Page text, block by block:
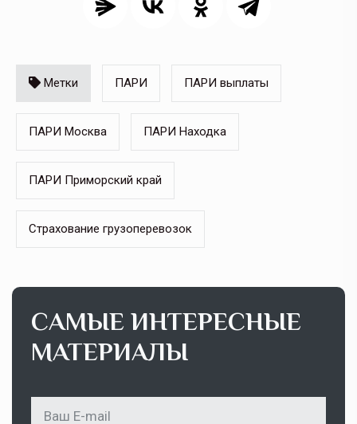
Метки ПАРИ ПАРИ выплаты
ПАРИ Москва ПАРИ Находка
ПАРИ Приморский край
Страхование грузоперевозок
САМЫЕ ИНТЕРЕСНЫЕ
МАТЕРИАЛЫ